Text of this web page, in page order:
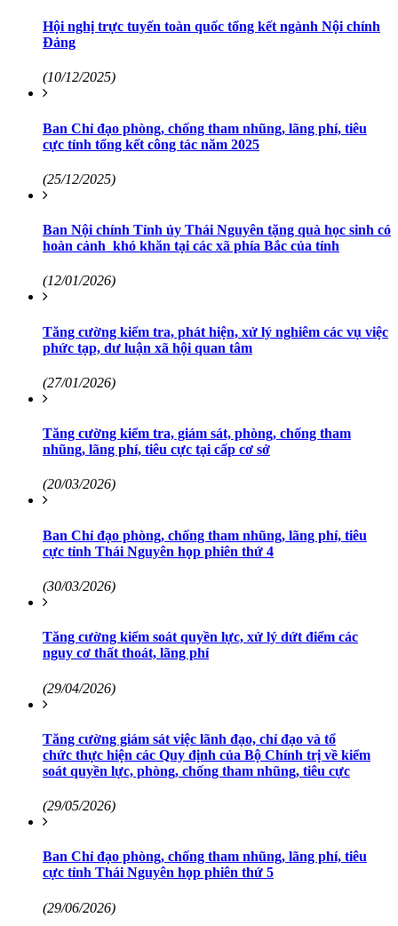
Hội nghị trực tuyến toàn quốc tổng kết ngành Nội chính
Đảng
(10/12/2025)
Ban Chỉ đạo phòng, chống tham nhũng, lãng phí, tiêu
cực tỉnh tổng kết công tác năm 2025
(25/12/2025)
Ban Nội chính Tỉnh ủy Thái Nguyên tặng quà học sinh có
hoàn cảnh khó khăn tại các xã phía Bắc của tỉnh
(12/01/2026)
Tăng cường kiểm tra, phát hiện, xử lý nghiêm các vụ việc
phức tạp, dư luận xã hội quan tâm
(27/01/2026)
Tăng cường kiểm tra, giám sát, phòng, chống tham
nhũng, lãng phí, tiêu cực tại cấp cơ sở
(20/03/2026)
Ban Chỉ đạo phòng, chống tham nhũng, lãng phí, tiêu
cực tỉnh Thái Nguyên họp phiên thứ 4
(30/03/2026)
Tăng cường kiểm soát quyền lực, xử lý dứt điểm các
nguy cơ thất thoát, lãng phí
(29/04/2026)
Tăng cường giám sát việc lãnh đạo, chỉ đạo và tổ
chức thực hiện các Quy định của Bộ Chính trị về kiểm
soát quyền lực, phòng, chống tham nhũng, tiêu cực
(29/05/2026)
Ban Chỉ đạo phòng, chống tham nhũng, lãng phí, tiêu
cực tỉnh Thái Nguyên họp phiên thứ 5
(29/06/2026)